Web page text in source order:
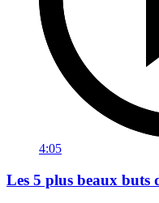
4:05
Les 5 plus beaux buts